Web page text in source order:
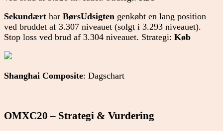
Sekundært har BørsUdsigten genkøbt en lang position
ved bruddet af 3.307 niveauet (solgt i 3.293 niveauet).
Stop loss ved brud af 3.304 niveauet. Strategi: Køb
Shanghai Composite: Dagschart
OMXC20 – Strategi & Vurdering